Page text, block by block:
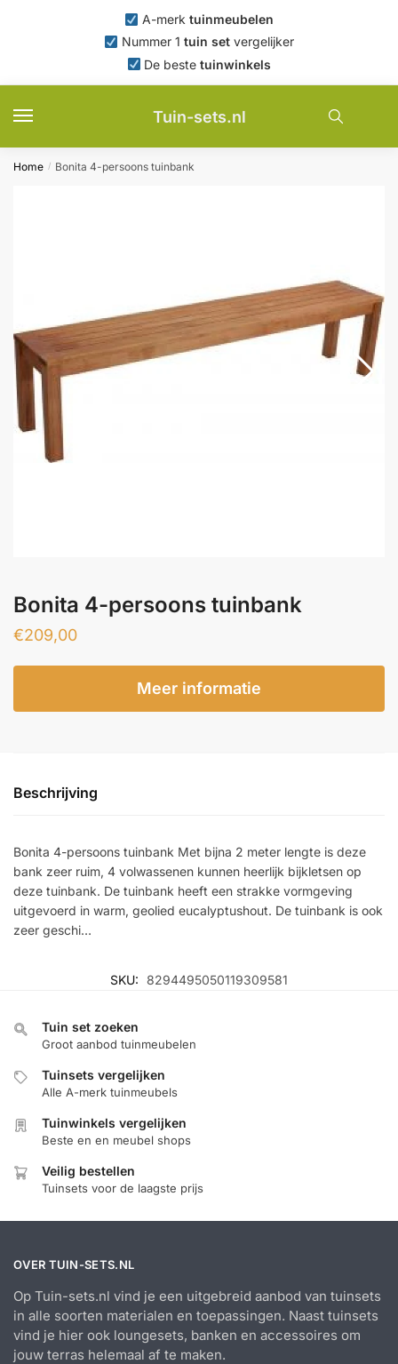
A-merk tuinmeubelen
Nummer 1 tuin set vergelijker
De bestetuinwinkels
Tuin-sets.nl
Home / Bonita 4-persoons tuinbank
Bonita 4-persoons tuinbank
€209,00
Meer informatie
Beschrijving
Bonita 4-persoons tuinbank Met bijna 2 meter lengte is deze
bank zeer ruim, 4 volwassenen kunnen heerlijk bijkletsen op
deze tuinbank. De tuinbank heeft een strakke vormgeving
uitgevoerd in warm, geolied eucalyptushout. De tuinbank is ook
zeer geschi…
SKU: 8294495050119309581
Tuin set zoeken
Groot aanbod tuinmeubelen
Tuinsets vergelijken
Alle A-merk tuinmeubels
Tuinwinkels vergelijken
Beste en en meubel shops
Veilig bestellen
Tuinsets voor de laagste prijs
OVER TUIN-SETS.NL
Op Tuin-sets.nl vind je een uitgebreid aanbod van tuinsets
in alle soorten materialen en toepassingen. Naast tuinsets
vind je hier ook loungesets, banken en accessoires om
jouw terras helemaal af te maken.